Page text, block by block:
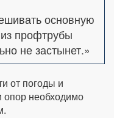
основную
профтрубы
не застынет.»
от погоды и
опор необходимо